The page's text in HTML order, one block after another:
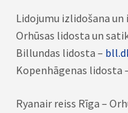
Lidojumu izlidošana un
Orhūsas lidosta un
Billundas lidosta –
Kopenhāgenas lidosta
Ryanair reiss Rīga –